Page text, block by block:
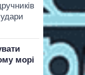
морі